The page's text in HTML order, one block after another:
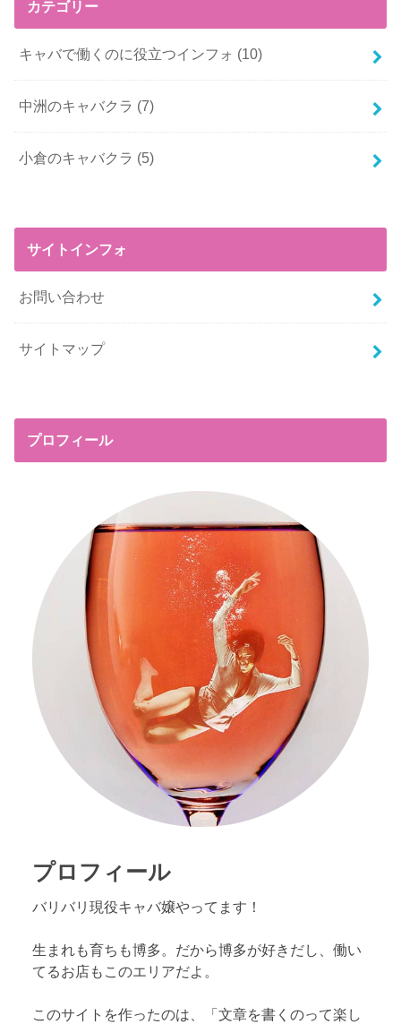
カテゴリー
キャバで働くのに役立つインフォ (10)
中洲のキャバクラ (7)
小倉のキャバクラ (5)
サイトインフォ
お問い合わせ
サイトマップ
プロフィール
プロフィール
バリバリ現役キャバ嬢やってます！
生まれも育ちも博多。だから博多が好きだし、働い
てるお店もこのエリアだよ。
このサイトを作ったのは、「文章を書くのって楽し